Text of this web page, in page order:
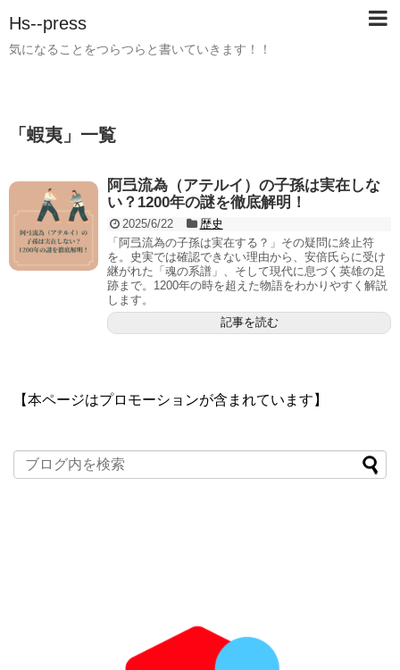
Hs--press
気になることをつらつらと書いていきます！！
「 蝦夷 」 一覧
阿弖流為（アテルイ）の子孫は実在しな
い？1200年の謎を徹底解明！
2025/6/22
歴史
「阿弖流為の子孫は実在する？」その疑問に終止符
を。史実では確認できない理由から、安倍氏らに受け
継がれた「魂の系譜」、そして現代に息づく英雄の足
跡まで。1200年の時を超えた物語をわかりやすく解説
します。
記事を読む
【本ページはプロモーションが含まれています】